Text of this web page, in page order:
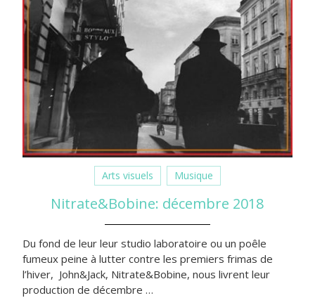
Arts visuels Musique
Nitrate&Bobine: décembre 2018
Du fond de leur leur studio laboratoire ou un poêle
fumeux peine à lutter contre les premiers frimas de
l’hiver, John&Jack, Nitrate&Bobine, nous livrent leur
production de décembre …